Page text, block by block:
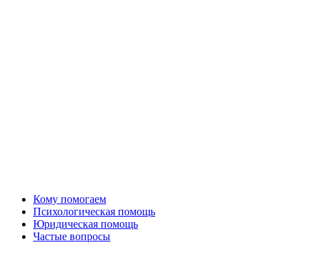
Кому помогаем
Психологическая помощь
Юридическая помощь
Частые вопросы